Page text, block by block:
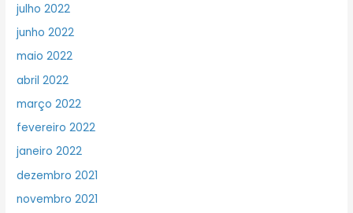
julho 2022
junho 2022
maio 2022
abril 2022
março 2022
fevereiro 2022
janeiro 2022
dezembro 2021
novembro 2021